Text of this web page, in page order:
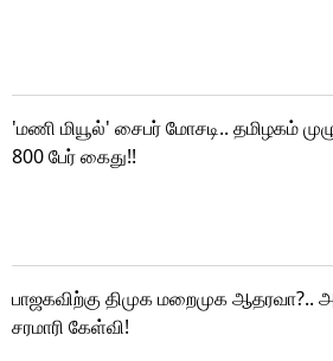
'மணி மியூல்' சைபர் மோசடி.. தமிழகம்
800 பேர் கைது!!
பாஜகவிற்கு திமுக மறைமுக ஆதரவா?..
சரமாரி கேள்வி!